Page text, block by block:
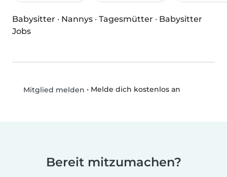
Babysitter · Nannys · Tagesmütter · Babysitter
Jobs
Mitglied melden • Melde dich kostenlos an
Bereit mitzumachen?